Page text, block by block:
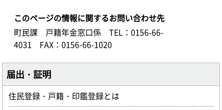
このページの情報に関するお問い合わせ先
町民課 戸籍年金窓口係
TEL：0156-66-
4031
FAX：0156-66-1020
届出・証明
住民登録・戸籍・印鑑登録とは